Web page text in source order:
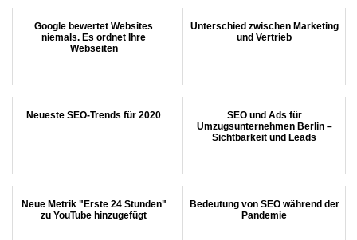
Google bewertet Websites
niemals. Es ordnet Ihre
Webseiten
Unterschied zwischen Marketing
und Vertrieb
Neueste SEO-Trends für 2020
SEO und Ads für
Umzugsunternehmen Berlin –
Sichtbarkeit und Leads
Neue Metrik "Erste 24 Stunden"
zu YouTube hinzugefügt
Bedeutung von SEO während der
Pandemie